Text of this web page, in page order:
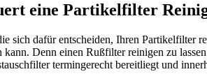
eine Partikelfilter
sich dafür entscheiden, Ihren Partikelfilter
kann. Denn einen Rußfilter reinigen zu
termingerecht bereitliegt und